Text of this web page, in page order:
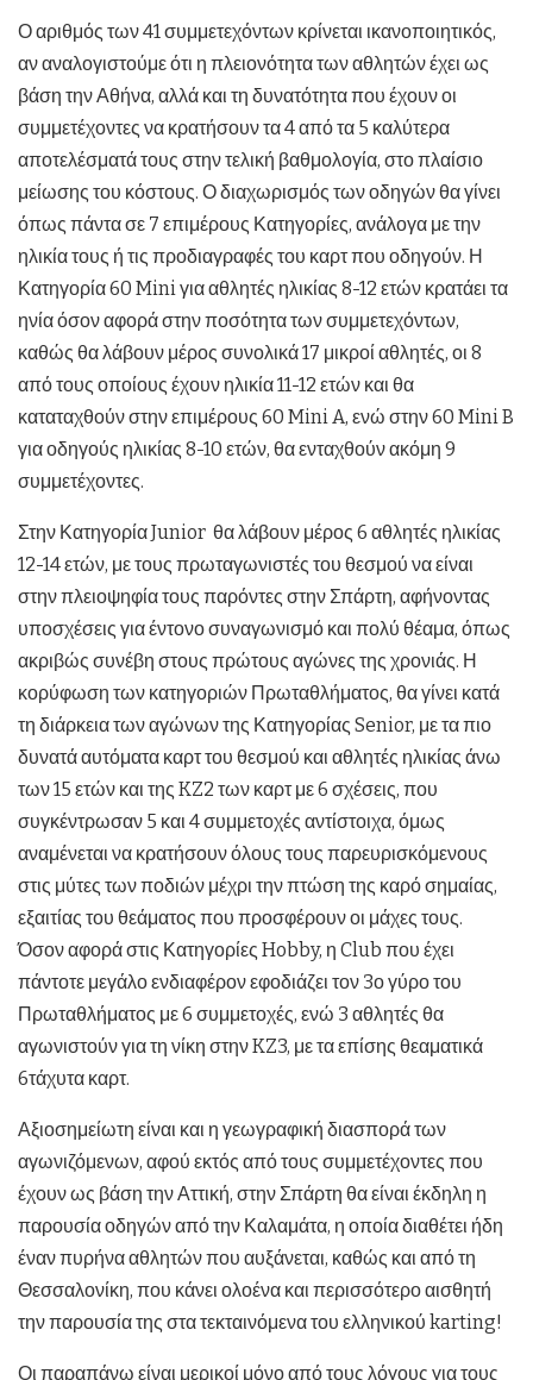
Ο αριθμός των 41 συμμετεχόντων κρίνεται ικανοποιητικός,
αν αναλογιστούμε ότι η πλειονότητα των αθλητών έχει ως
βάση την Αθήνα, αλλά και τη δυνατότητα που έχουν οι
συμμετέχοντες να κρατήσουν τα 4 από τα 5 καλύτερα
αποτελέσματά τους στην τελική βαθμολογία, στο πλαίσιο
μείωσης του κόστους. Ο διαχωρισμός των οδηγών θα γίνει
όπως πάντα σε 7 επιμέρους Κατηγορίες, ανάλογα με την
ηλικία τους ή τις προδιαγραφές του καρτ που οδηγούν. Η
Κατηγορία 60 Mini για αθλητές ηλικίας 8-12 ετών κρατάει τα
ηνία όσον αφορά στην ποσότητα των συμμετεχόντων,
καθώς θα λάβουν μέρος συνολικά 17 μικροί αθλητές, οι 8
από τους οποίους έχουν ηλικία 11-12 ετών και θα
καταταχθούν στην επιμέρους 60 Mini A, ενώ στην 60 Mini B
για οδηγούς ηλικίας 8-10 ετών, θα ενταχθούν ακόμη 9
συμμετέχοντες.
Στην Κατηγορία Junior θα λάβουν μέρος 6 αθλητές ηλικίας
12-14 ετών, με τους πρωταγωνιστές του θεσμού να είναι
στην πλειοψηφία τους παρόντες στην Σπάρτη, αφήνοντας
υποσχέσεις για έντονο συναγωνισμό και πολύ θέαμα, όπως
ακριβώς συνέβη στους πρώτους αγώνες της χρονιάς. Η
κορύφωση των κατηγοριών Πρωταθλήματος, θα γίνει κατά
τη διάρκεια των αγώνων της Κατηγορίας Senior, με τα πιο
δυνατά αυτόματα καρτ του θεσμού και αθλητές ηλικίας άνω
των 15 ετών και της KZ2 των καρτ με 6 σχέσεις, που
συγκέντρωσαν 5 και 4 συμμετοχές αντίστοιχα, όμως
αναμένεται να κρατήσουν όλους τους παρευρισκόμενους
στις μύτες των ποδιών μέχρι την πτώση της καρό σημαίας,
εξαιτίας του θεάματος που προσφέρουν οι μάχες τους.
Όσον αφορά στις Κατηγορίες Hobby, η Club που έχει
πάντοτε μεγάλο ενδιαφέρον εφοδιάζει τον 3ο γύρο του
Πρωταθλήματος με 6 συμμετοχές, ενώ 3 αθλητές θα
αγωνιστούν για τη νίκη στην KZ3, με τα επίσης θεαματικά
6τάχυτα καρτ.
Αξιοσημείωτη είναι και η γεωγραφική διασπορά των
αγωνιζόμενων, αφού εκτός από τους συμμετέχοντες που
έχουν ως βάση την Αττική, στην Σπάρτη θα είναι έκδηλη η
παρουσία οδηγών από την Καλαμάτα, η οποία διαθέτει ήδη
έναν πυρήνα αθλητών που αυξάνεται, καθώς και από τη
Θεσσαλονίκη, που κάνει ολοένα και περισσότερο αισθητή
την παρουσία της στα τεκταινόμενα του ελληνικού karting!
Οι παραπάνω είναι μερικοί μόνο από τους λόγους για τους